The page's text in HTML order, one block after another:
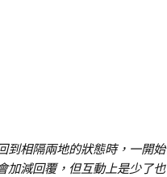
到相隔兩地的狀態時，一開始
加減回覆，但互動上是少了也